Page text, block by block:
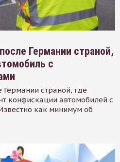
Германии страной,
с
Германии страной, где
конфискации автомобилей с
как минимум об